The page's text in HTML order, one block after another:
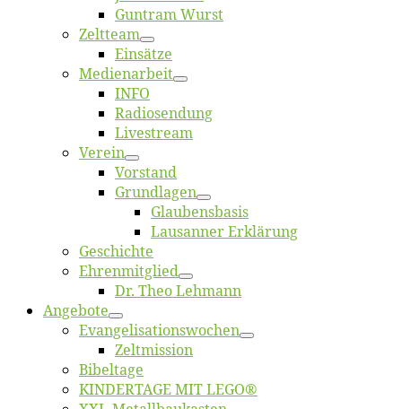
Gun­tram Wurst
Zelt­team
Ein­sät­ze
Me­di­en­ar­beit
INFO
Ra­dio­sen­dung
Live­stream
Ver­ein
Vor­stand
Grund­la­gen
Glaubens­ba­sis
Lausan­ner Erklärung
Ge­schich­te
Eh­ren­mit­glied
Dr. Theo Lehmann
An­ge­bo­te
Evangelisa­tions­wo­chen
Zelt­mis­si­on
Bi­bel­ta­ge
KINDERTAGE MIT LEGO®